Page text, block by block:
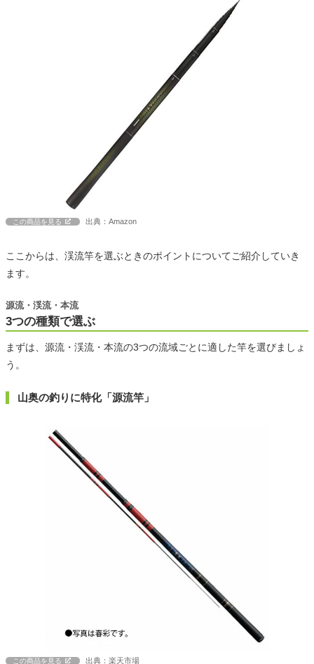
この商品を見る 出典：Amazon
ここからは、渓流竿を選ぶときのポイントについてご紹介していき
ます。
3つの種類で選ぶ
源流・渓流・本流
まずは、源流・渓流・本流の3つの流域ごとに適した竿を選びましょ
う。
山奥の釣りに特化「源流竿」
この商品を見る 出典：楽天市場